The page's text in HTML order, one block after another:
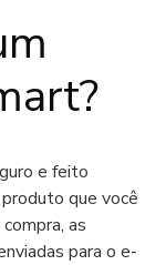
e feito
que você
as
para o e-